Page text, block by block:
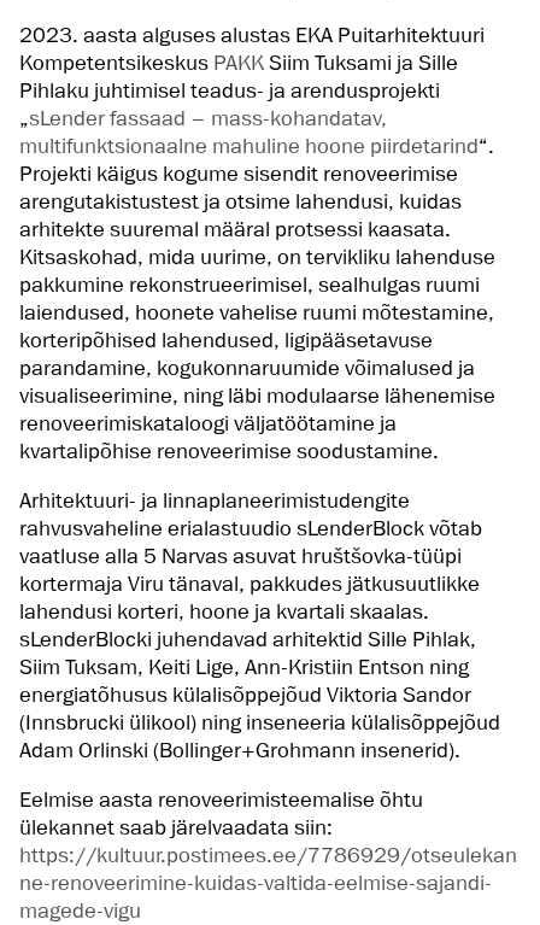
2023. aasta alguses alustas EKA Puitarhitektuuri
Kompetentsikeskus PAKKSiim Tuksami ja Sille
Pihlaku juhtimisel teadus- ja arendusprojekti
„sLender fassaad – mass-kohandatav,
multifunktsionaalne mahuline hoone piirdetarind“.
Projekti käigus kogume sisendit renoveerimise
arengutakistustest ja otsime lahendusi, kuidas
arhitekte suuremal määral protsessi kaasata.
Kitsaskohad, mida uurime, on tervikliku lahenduse
pakkumine rekonstrueerimisel, sealhulgas ruumi
laiendused, hoonete vahelise ruumi mõtestamine,
korteripõhised lahendused, ligipääsetavuse
parandamine, kogukonnaruumide võimalused ja
visualiseerimine, ning läbi modulaarse lähenemise
renoveerimiskataloogi väljatöötamine ja
kvartalipõhise renoveerimise soodustamine.
Arhitektuuri- ja linnaplaneerimistudengite
rahvusvaheline erialastuudio sLenderBlock võtab
vaatluse alla 5 Narvas asuvat hruštšovka-tüüpi
kortermaja Viru tänaval, pakkudes jätkusuutlikke
lahendusi korteri, hoone ja kvartali skaalas.
sLenderBlocki juhendavad arhitektid Sille Pihlak,
Siim Tuksam, Keiti Lige, Ann-Kristiin Entson ning
energiatõhusus külalisõppejõud Viktoria Sandor
(Innsbrucki ülikool) ning inseneeria külalisõppejõud
Adam Orlinski (Bollinger+Grohmann insenerid).
Eelmise aasta renoveerimisteemalise õhtu
ülekannet saab järelvaadata siin:
https://kultuur.postimees.ee/7786929/otseulekan
ne-renoveerimine-kuidas-valtida-eelmise-sajandi-
magede-vigu